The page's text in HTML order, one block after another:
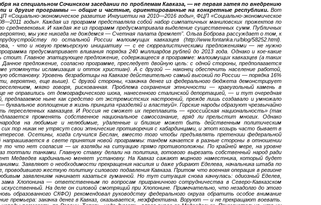
на специальном Сочинском заседании по проблемам Кавказа, — не первая затея по внедрению
и другие программы — общие и частные, ориентированные на конкретные республики.Вот
экономическое развитие Ингушетии на 2010—2016 годы», ФЦП «Социально-экономическое
годы». Каждая из программ представляла собой набор симпатичных маниловских прожектов по
средневековья. И каждая же из программ предусматривала выделение существенных сумм. Публичных
мы уже никогда не дождемся — Счетная палата дремлет". Ольга Боброва рассуждает о том, к
по остальной России малоимущих кавказцев (http://www.fontanka.ru/blog/58252.html).
- что и новую премьерскую инициативу — с ее сюрреалистическими предложениями — не нужно
предусматривает вливания порядка 240 миллиардов рублей до 2013 года. Однако и кое-какие
стоит. Главное эпатирующее предложение, содержащееся в программе: малоимущих кавказцев (а таких
предложение, согласно программе, преследует двойную цель: с одной стороны, предполагается
упомянуты исламизация и отток христиан). А с другой — наконец обеспечить население работой,
обстановку. Уровень безработицы на Кавказе действительно самый высокий по России — порядка 16%
вероятно, еще выше). С другой стороны, «закачка денег из федерального бюджета демонстрирует
мягко говоря, рискованная. Проблема сохранения этничности — краеугольный камень в
не оправились от демографического шока, нанесенного сталинской депортацией, — и тут очередная
предлагаемое ныне как средство от экстремистских настроений, прежде лишь создавало и умножало
воплощение в жизнь принципа «разделяй и властвуй». Горские народы образуют чрезвычайно
переселенных кавказцев. И Россия не сможет их переплавить — «российская национальность» (так
променять собственное национальное самосознание, вряд ли прельстит многих. Однако
народов на любимые и нелюбимые, удаленные и близкие может быть действенным политическим
пор никак не утрясут свои этнические противоречия с кабардинцами, и этот козырь часто бывает в
Осетины, когда случился Беслан, вместо того чтобы предъявлять претензии федеральной
в свете принятия новой программы: тандем качается в разные стороны в отношении
то что нет согласия — их взгляды на ситуацию прямо противоположны. По крайней мере, на уровне
топтали танками. Главную ставку делали на политика, готового вырезать собственный народ ради
Медведев кардинально меняет установку. На Кавказ сажают мирного наместника, который будет
Заявляют о необходимости прекращения насилия и даже убирают Еделева, начальника штаба по
проводившего жесткую политику силового подавления Кавказа. Притом что военная операция в регионе
заявлениям начинает казаться гуманной. Но тут ситуация снова качнулась: одиозный Еделев,
Хлопонина — ответственным по вопросам приграничного сотрудничества в Северо-Кавказском
На деле он силовой смотрящий при Хлопонине. Примечательно, что незадолго до этого
образованного СКФО) рекомендовал руководству федерального округа обратить особое внимание
премьера: закачка денег в Кавказ, оказывается, неэффективна. Воруют — и не прекращают воевать.